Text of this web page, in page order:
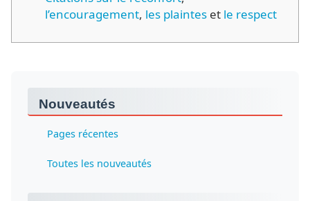
l’encouragement, les plaintes et le respect
Nouveautés
Pages récentes
Toutes les nouveautés